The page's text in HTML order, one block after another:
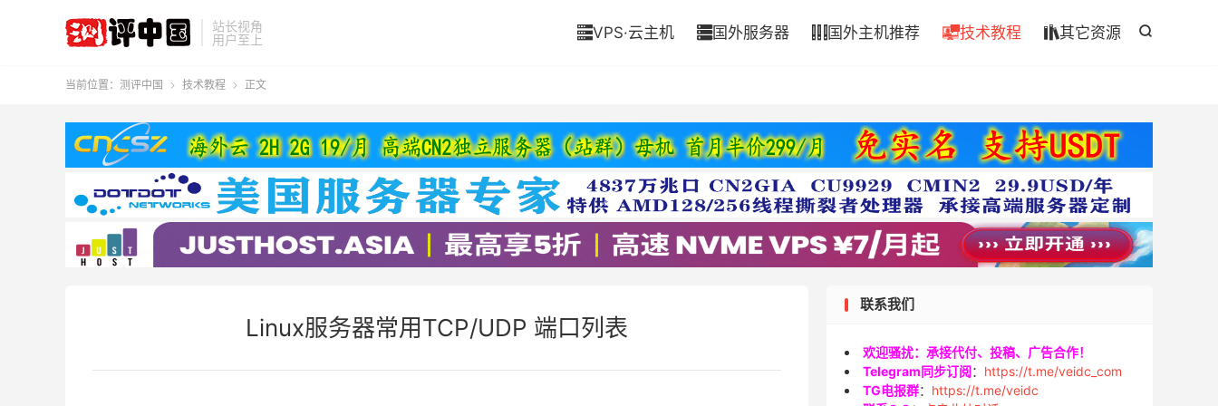
站长视角
用户至上

VPS·云主机 国外服务器  国外主机推荐 技术教程 其它资源
当前位置： 测评中国  技术教程  正文
Linux服务器常用TCP/UDP 端口列表
联系我们
欢迎骚扰：承接代付、投稿、广告合作！
Telegram同步订阅： https://t.me/veidc_com
TG电报群： https://t.me/veidc